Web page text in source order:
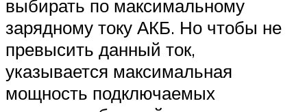
выбирать по максимальному
зарядному току АКБ. Но чтобы не
превысить данный ток,
указывается максимальная
мощность подключаемых